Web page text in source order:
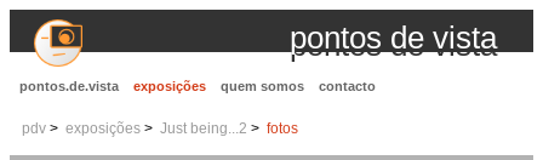
pontos de vista
pontos.de.vista exposições quem somos contacto
pdv exposições Just being...2 fotos